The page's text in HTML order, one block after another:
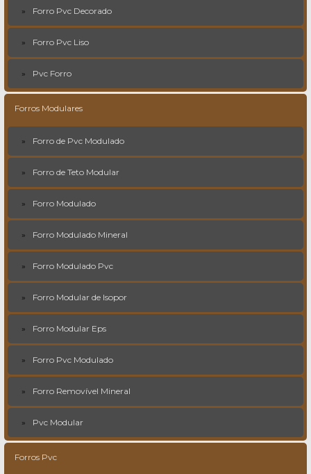
Forro Pvc Decorado
Forro Pvc Liso
Pvc Forro
Forros Modulares
Forro de Pvc Modulado
Forro de Teto Modular
Forro Modulado
Forro Modulado Mineral
Forro Modulado Pvc
Forro Modular de Isopor
Forro Modular Eps
Forro Pvc Modulado
Forro Removível Mineral
Pvc Modular
Forros Pvc